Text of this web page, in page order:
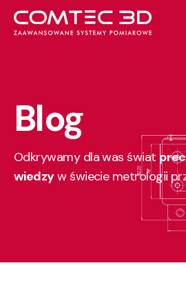
Blog
Odkrywamy dla was świat
wiedzyw świecie metrologii